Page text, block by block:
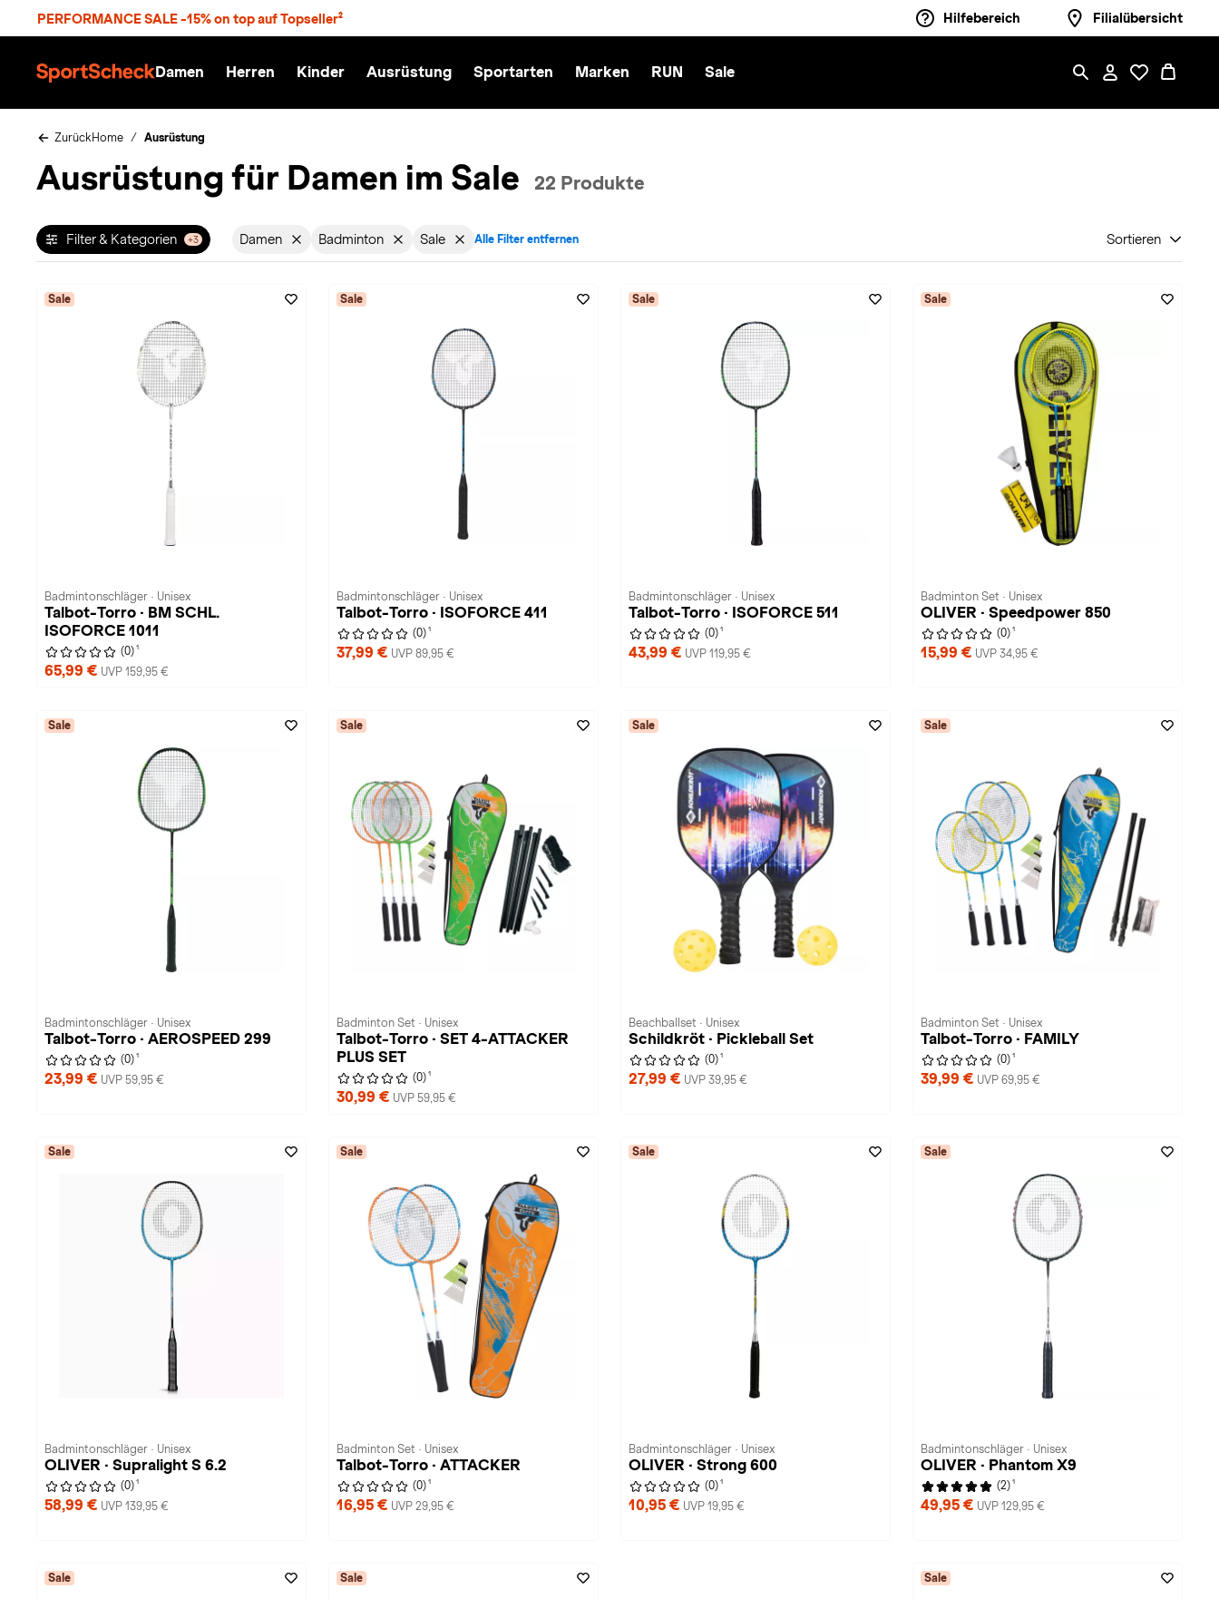
PERFORMANCE SALE -15% on top auf Topseller² Hilfebereich Filialübersicht
c
c
k
Damen Herren Kinder Ausrüstung Sportarten Marken RUN Sale
ZurückHome Ausrüstung
Ausrüstung für Damen im Sale 22 Produkte
Filter & Kategorien +3 DamenFilter aktiv für Geschlecht: Damen entfernen
BadmintonFilter aktiv für Sportart: Badminton entfernen
SaleFilter aktiv für Sale: Sale entfernen
Alle Filter entfernen Sortieren
Sale
Badmintonschläger · Unisex
Talbot-Torro · BM SCHL.
ISOFORCE 1011
(0) 1
65,99 € UVP 159,95 €
Sale
Badmintonschläger · Unisex
Talbot-Torro · ISOFORCE 411
(0) 1
37,99 € UVP 89,95 €
Sale
Badmintonschläger · Unisex
Talbot-Torro · ISOFORCE 511
(0) 1
43,99 € UVP 119,95 €
Sale
Badminton Set · Unisex
OLIVER · Speedpower 850
(0) 1
15,99 € UVP 34,95 €
Sale
Badmintonschläger · Unisex
Talbot-Torro · AEROSPEED 299
(0) 1
23,99 € UVP 59,95 €
Sale
Badminton Set · Unisex
Talbot-Torro · SET 4-ATTACKER
PLUS SET
(0) 1
30,99 € UVP 59,95 €
Sale
Beachballset · Unisex
Schildkröt · Pickleball Set
(0) 1
27,99 € UVP 39,95 €
Sale
Badminton Set · Unisex
Talbot-Torro · FAMILY
(0) 1
39,99 € UVP 69,95 €
Sale
Badmintonschläger · Unisex
OLIVER · Supralight S 6.2
(0) 1
58,99 € UVP 139,95 €
Sale
Badminton Set · Unisex
Talbot-Torro · ATTACKER
(0) 1
16,95 € UVP 29,95 €
Sale
Badmintonschläger · Unisex
OLIVER · Strong 600
(0) 1
10,95 € UVP 19,95 €
Sale
Badmintonschläger · Unisex
OLIVER · Phantom X9
(2) 1
49,95 € UVP 129,95 €
Sale Sale Sale